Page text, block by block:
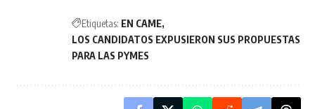
Etiquetas: EN CAME
LOS CANDIDATOS EXPUSIERON SUS PROPUESTAS
PARA LAS PYMES